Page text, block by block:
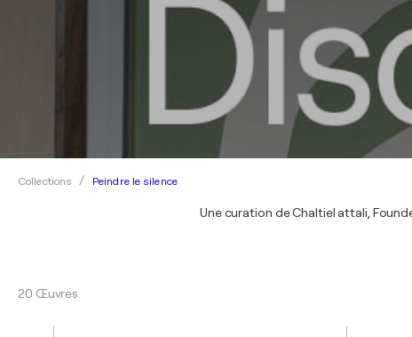
Collections Peindre le silence
Une curation de Chaltiel attali,
20 Œuvres